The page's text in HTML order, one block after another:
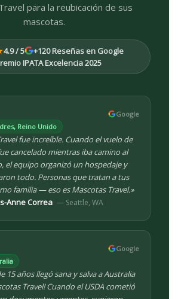
para la reubicación de sus
mascotas.
4.9 / 5
+120 Reseñas en Google
IPATA Excelencia 2025
Google
Reino Unido
fue increíble. Cuando el vuelo de
cancelado mientras iba camino al
el equipo organizó un hospedaje y
todo. Personas que tratan a tus
familia — eso es Mascotas Travel.»
Anne Correa — Seattle, WA
Google
15 años llegó sana y salva a Australia
Travel! Cuando el USDA cometió